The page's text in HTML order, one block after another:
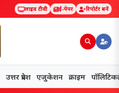
लाइव टीवी ई-पेपर रिपोर्टर बनें
उत्तर प्रदेश एजुकेशन क्राइम